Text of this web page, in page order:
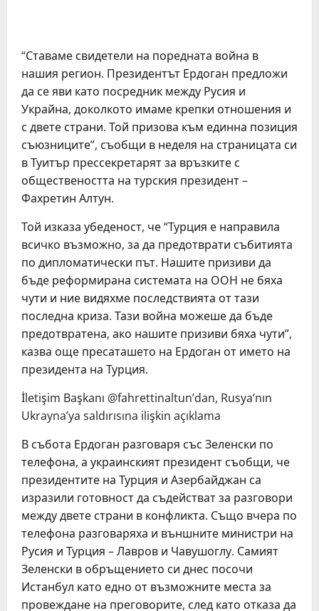
“Ставаме свидетели на поредната война в
нашия регион. Президентът Ердоган предложи
да се яви като посредник между Русия и
Украйна, доколкото имаме крепки отношения и
с двете страни. Той призова към единна позиция
съюзниците”, съобщи в неделя на страницата си
в Туитър прессекретарят за връзките с
обществеността на турския президент –
Фахретин Алтун.
Той изказа убеденост, че “Турция е направила
всичко възможно, за да предотврати събитията
по дипломатически път. Нашите призиви да
бъде реформирана системата на ООН не бяха
чути и ние видяхме последствията от тази
последна криза. Тази война можеше да бъде
предотвратена, ако нашите призиви бяха чути”,
казва още пресаташето на Ердоган от името на
президента на Турция.
İletişim Başkanı @fahrettinaltun’dan, Rusya’nın
Ukrayna’ya saldırısına ilişkin açıklama
В събота Ердоган разговаря със Зеленски по
телефона, а украинският президент съобщи, че
президентите на Турция и Азербайджан са
изразили готовност да съдействат за разговори
между двете страни в конфликта. Също вчера по
телефона разговаряха и външните министри на
Русия и Турция – Лавров и Чавушоглу. Самият
Зеленски в обръщението си днес посочи
Истанбул като едно от възможните места за
провеждане на преговорите, след като отказа да